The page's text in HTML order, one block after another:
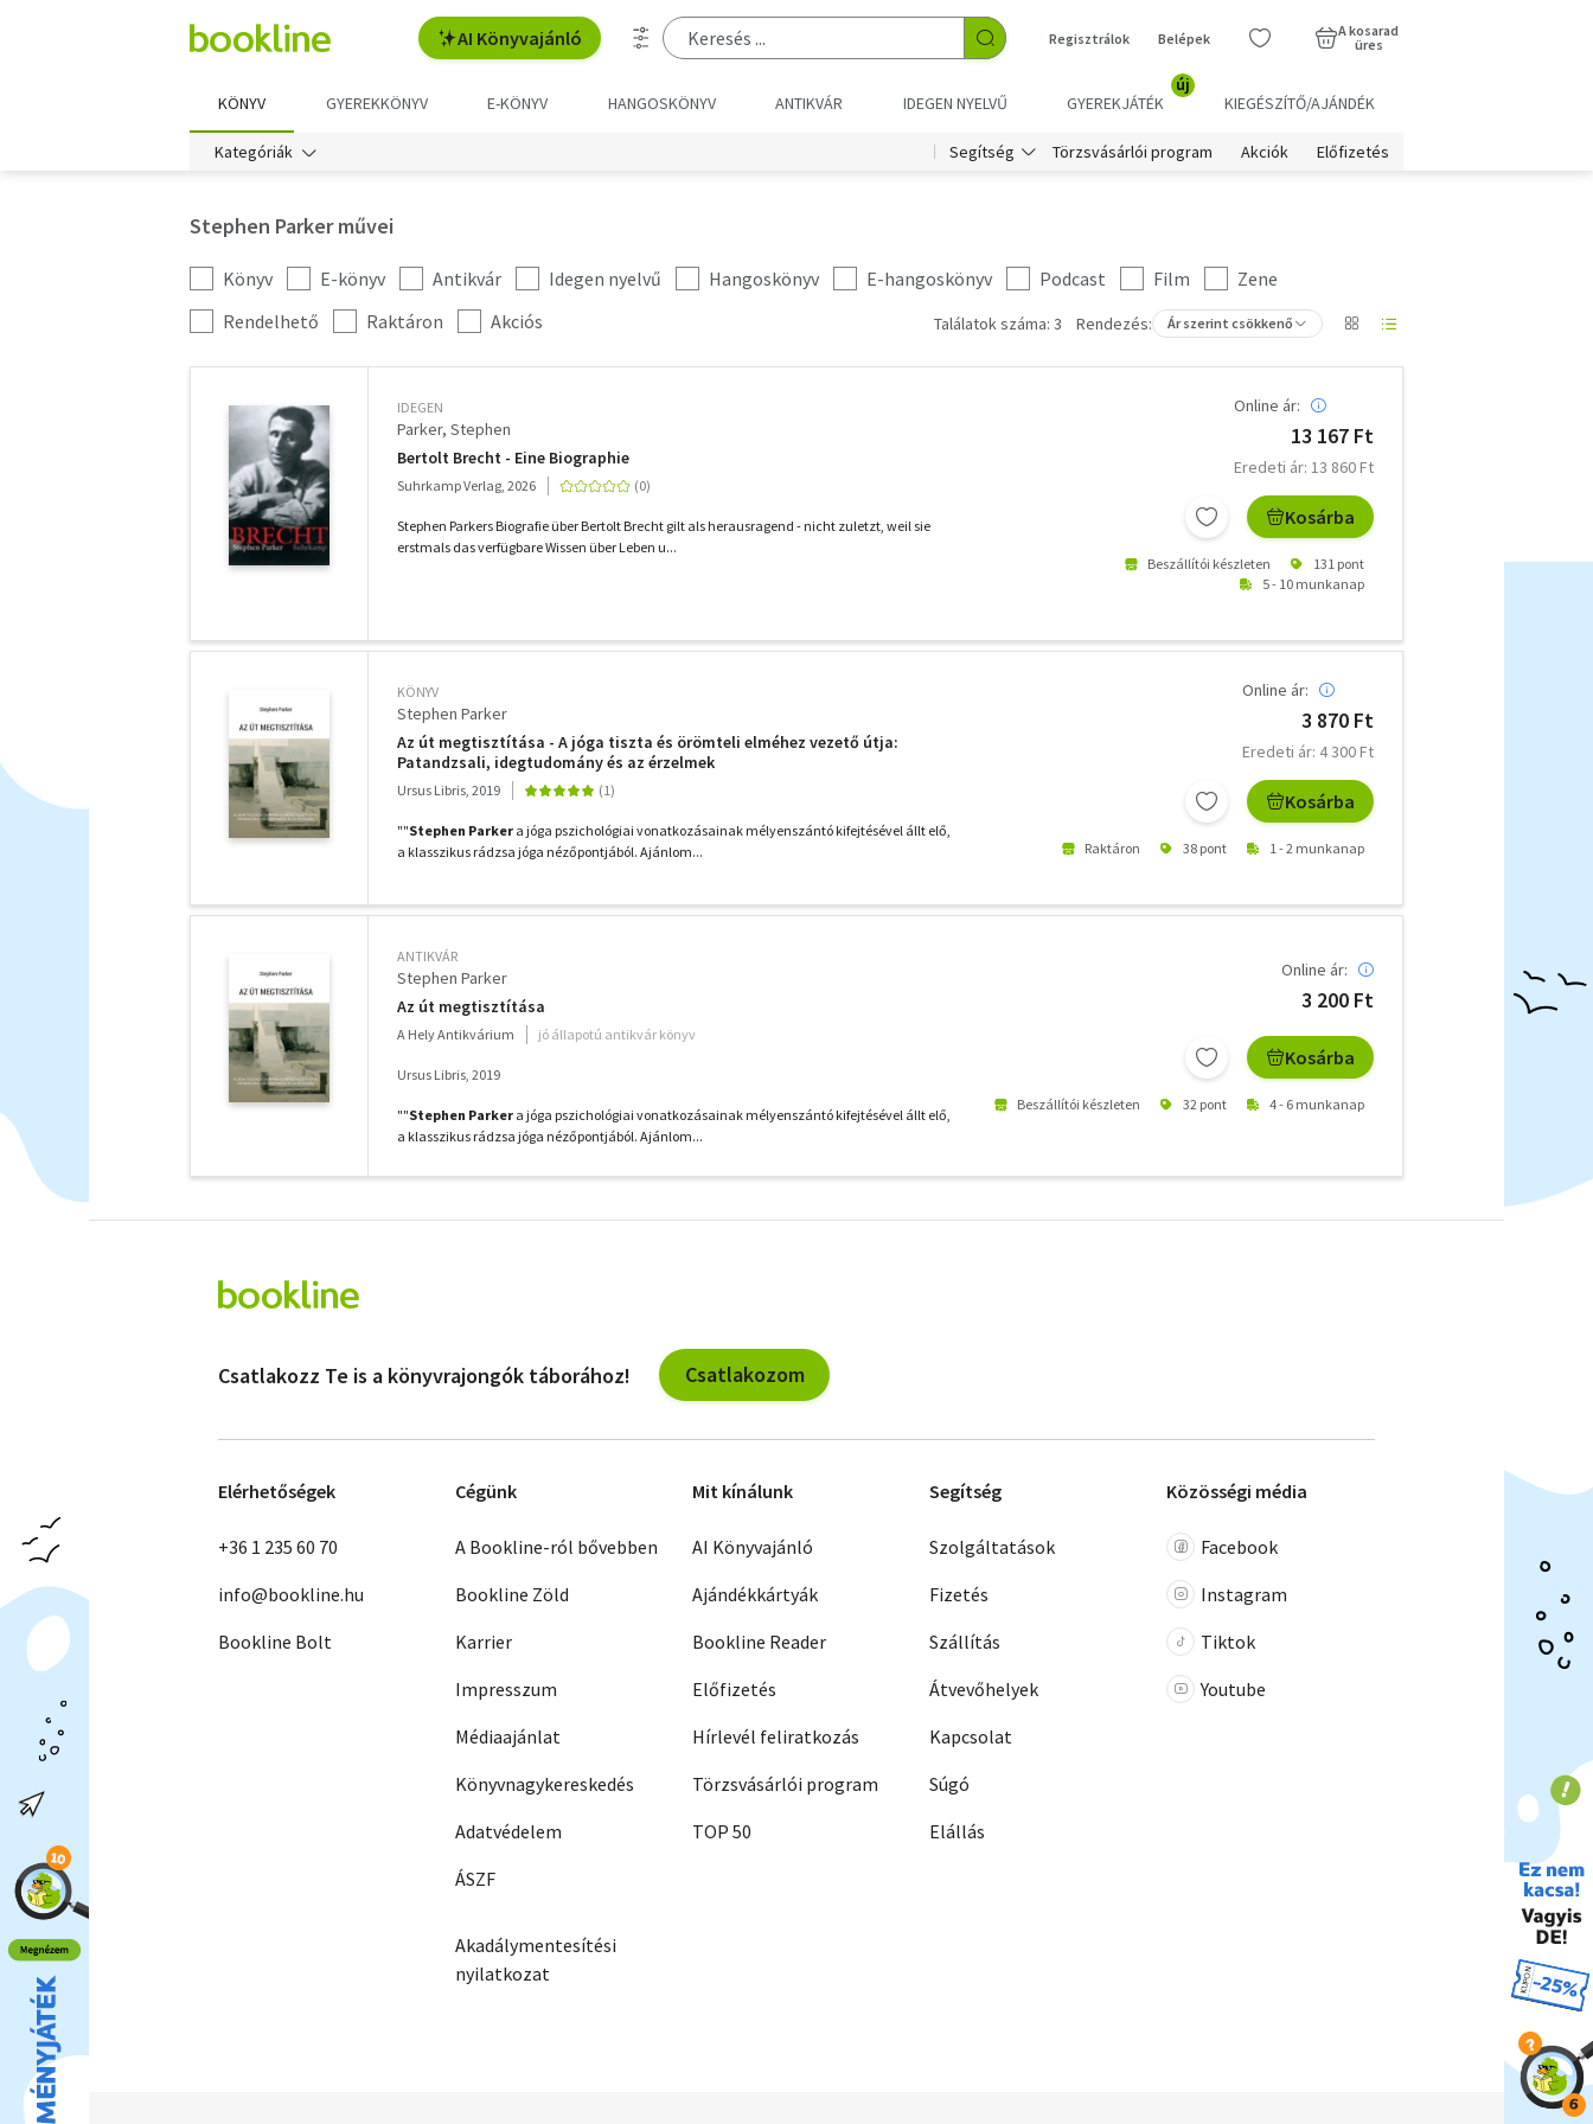
AI Könyvajánló Regisztrálok Belépek
A kosarad
üres
KÖNYV GYEREKKÖNYV E-KÖNYV HANGOSKÖNYV ANTIKVÁR IDEGEN NYELVŰ GYEREKJÁTÉK
új
KIEGÉSZÍTŐ/AJÁNDÉK
Kategóriák Segítség Törzsvásárlói program Akciók Előfizetés
Stephen Parker művei
Kategória
szűrés
Könyv E-könyv Antikvár Idegen nyelvű Hangoskönyv E-hangoskönyv Podcast Film
Zene
További
szűrők
Rendelhető Raktáron Akciós Találatok száma: 3 Rendezés: Ár szerint csökkenő
IDEGEN
Parker, Stephen
Bertolt Brecht - Eine Biographie
Suhrkamp Verlag, 2026
Stephen Parkers Biografie über Bertolt Brecht gilt als herausragend - nicht zuletzt, weil sie
erstmals das verfügbare Wissen über Leben u...
Online ár:
13 167 Ft
Eredeti ár: 13 860 Ft
Kosárba
Beszállítói készleten
131 pont
5 - 10 munkanap
KÖNYV
Stephen Parker
Az út megtisztítása - A jóga tiszta és örömteli elméhez vezető útja:
Patandzsali, idegtudomány és az érzelmek
Ursus Libris, 2019
""Stephen Parker a jóga pszichológiai vonatkozásainak mélyenszántó kifejtésével állt elő,
a klasszikus rádzsa jóga nézőpontjából. Ajánlom...
Online ár:
3 870 Ft
Eredeti ár: 4 300 Ft
Kosárba
Raktáron 38 pont 1 - 2 munkanap
ANTIKVÁR
Stephen Parker
Az út megtisztítása
A Hely Antikvárium jó állapotú antikvár könyv
Ursus Libris, 2019
""Stephen Parker a jóga pszichológiai vonatkozásainak mélyenszántó kifejtésével állt elő,
a klasszikus rádzsa jóga nézőpontjából. Ajánlom...
Online ár:
3 200 Ft
Kosárba
Beszállítói készleten 32 pont 4 - 6 munkanap
szűrők
Csatlakozz Te is a könyvrajongók táborához! Csatlakozom
Elérhetőségek
+36 1 235 60 70
info@bookline.hu
Bookline Bolt
Cégünk
A Bookline-ról bővebben
Bookline Zöld
Karrier
Impresszum
Médiaajánlat
Könyvnagykereskedés
Adatvédelem
ÁSZF
Akadálymentesítési
nyilatkozat
Mit kínálunk
AI Könyvajánló
Ajándékkártyák
Bookline Reader
Előfizetés
Hírlevél feliratkozás
Törzsvásárlói program
TOP 50
Segítség
Szolgáltatások
Fizetés
Szállítás
Átvevőhelyek
Kapcsolat
Súgó
Elállás
Közösségi média
Facebook
Instagram
Tiktok
Youtube